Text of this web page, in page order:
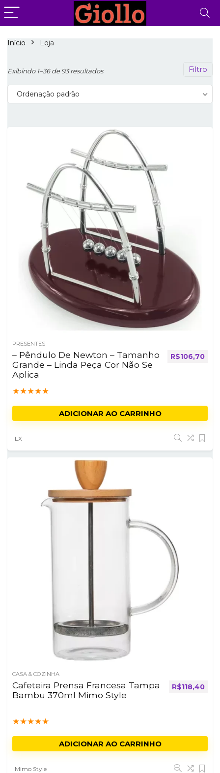
Início Loja
Filtro
Exibindo 1–36 de 93 resultados
Ordenação padrão
PRESENTES
– Pêndulo De Newton – Tamanho
Grande – Linda Peça Cor Não Se
Aplica
★★★★★
R$106,70
ADICIONAR AO CARRINHO
LX
CASA & COZINHA
Cafeteira Prensa Francesa Tampa
Bambu 370ml Mimo Style
★★★★★
R$118,40
ADICIONAR AO CARRINHO
Mimo Style